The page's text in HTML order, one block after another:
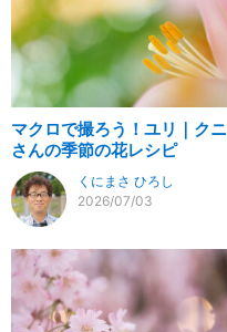
マクロで撮ろう！ユリ｜クニ
さんの季節の花レシピ
くにまさ ひろし
2026/07/03